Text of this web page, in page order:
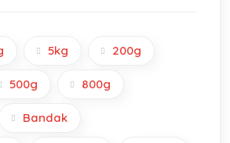
5kg 200g
500g 800g
Bandak